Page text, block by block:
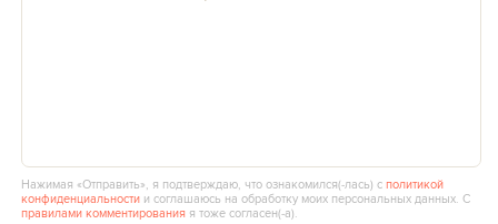
Нажимая «Отправить», я подтверждаю, что ознакомился(‑лась) сполитикой
конфиденциальности и соглашаюсь на обработку моих персональных данных. С
правилами комментирования я тоже согласен(‑а).